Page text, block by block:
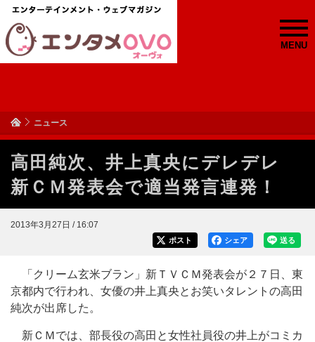
MENU
ニュース
高田純次、井上真央にデレデレ
新ＣＭ発表会で適当発言連発！
2013年3月27日 / 16:07
送る
シェア
ポスト
「クリーム玄米ブラン」新ＴＶＣＭ発表会が２７日、東
京都内で行われ、女優の井上真央とお笑いタレントの高田
純次が出席した。
新ＣＭでは、部長役の高田と女性社員役の井上がコミカ